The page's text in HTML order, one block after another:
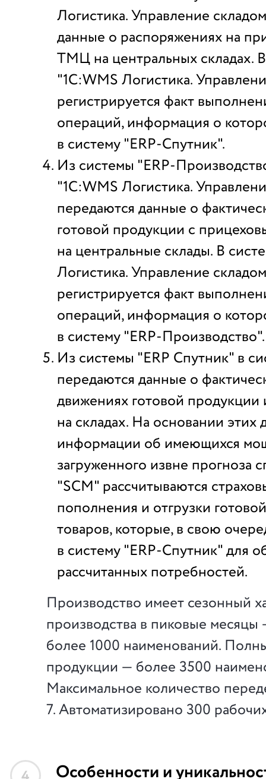
Логистика. Управление
данные о распоряжениях на
ТМЦ на центральных складах.
"1С:WMS Логистика.
регистрируется факт
операций, информация о
в систему "ERP-Спутник".
Из системы "ERP-
"1С:WMS Логистика.
передаются данные о
готовой продукции с
на центральные склады. В
Логистика. Управление
регистрируется факт
операций, информация о
в систему "ERP-Производство".
Из системы "ERP Спутник" в
передаются данные о
движениях готовой продукции
на складах. На основании этих
информации об имеющихся
загруженного извне прогноза
"SCM" рассчитываются
пополнения и отгрузки
товаров, которые, в свою
в систему "ERP-Спутник" для
рассчитанных потребностей.
Производство имеет сезонный
производства в пиковые
более 1000 наименований.
продукции — более 3500
Максимальное количество
7. Автоматизировано 300
Особенности и